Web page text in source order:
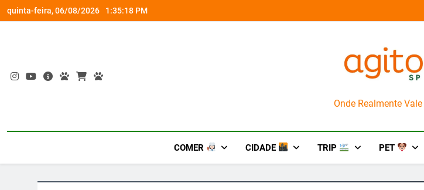
Skip
to
quinta-feira, 06/08/2026 1:35:20 PM
a Nova Orquestra Cobasi participa do GoldeN GatoFest 2026 e oferece descontos de até 50%
Onde Realmente
COMER CIDADE TRIP PET